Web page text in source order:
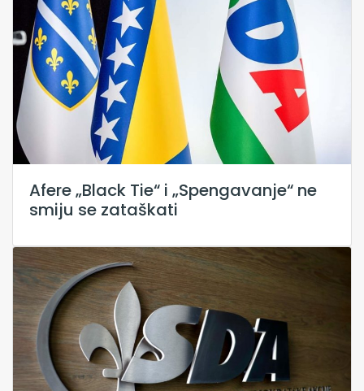
Afere „Black Tie“ i „Spengavanje“ ne
smiju se zataškati